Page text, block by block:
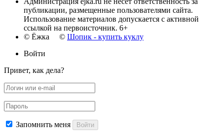
публикации, размещенные пользователями сайта.
Использование материалов допускается с активной
ссылкой на первоисточник. 6+
© Ёжка © Шопик - купить куклу
Войти
Привет, как дела?
Запомнить меня Войти